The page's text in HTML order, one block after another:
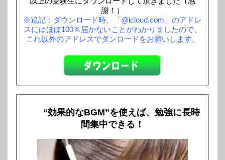
謝！）
※追記：ダウンロード時、「@icloud.com」のアドレ
スにはほぼ100％届かないことがわかりましたので、
これ以外のアドレスでダンロードをお願いします。
“効果的なBGM”を使えば、勉強に長時
間集中できる！